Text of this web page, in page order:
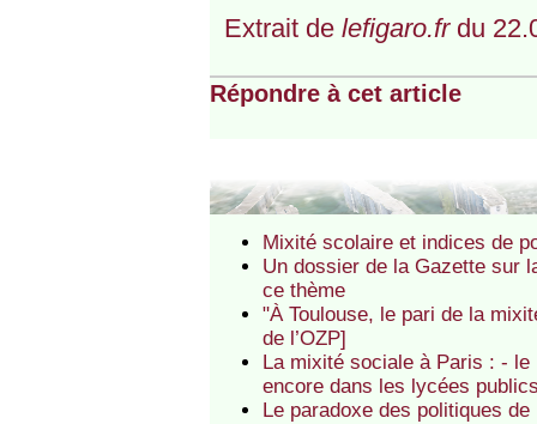
Extrait de lefigaro.frdu
Répondre à cet article
Mixité scolaire et indices de
Un dossier de la Gazette sur
ce thème
"À Toulouse, le pari de la
de l’OZP]
La mixité sociale à Paris : - le
encore dans les lycées
Le paradoxe des politiques